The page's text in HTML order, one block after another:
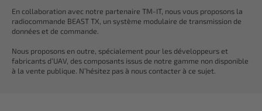
En collaboration avec notre partenaire TM-IT, nous vous proposons la
radiocommande BEAST TX, un système modulaire de transmission de
données et de commande.
Nous proposons en outre, spécialement pour les développeurs et
fabricants d’UAV, des composants issus de notre gamme non disponible
à la vente publique. N’hésitez pas à nous contacter à ce sujet.